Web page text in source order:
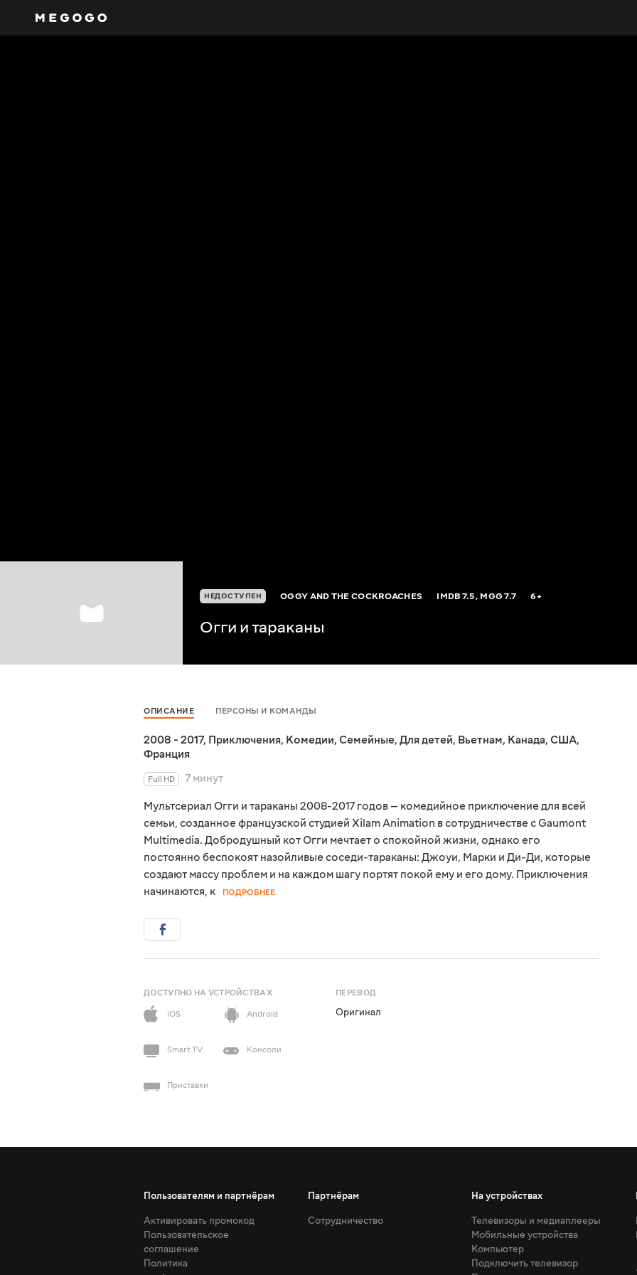
НЕДОСТУПЕН OGGY AND THE COCKROACHES IMDB7.5, MGG7.7 6+
Огги и тараканы
ОПИСАНИЕ ПЕРСОНЫ И КОМАНДЫ
2008 - 2017, Приключения, Комедии, Семейные, Для детей, Вьетнам, Канада, США,
Франция
Full HD
7 минут
Мультсериал Огги и тараканы 2008-2017 годов — комедийное приключение для всей
семьи, созданное французской студией Xilam Animation в сотрудничестве с Gaumont
Multimedia. Добродушный кот Огги мечтает о спокойной жизни, однако его
постоянно беспокоят назойливые соседи-тараканы: Джоуи, Марки и Ди-Ди, которые
создают массу проблем и на каждом шагу портят покой ему и его дому. Приключения
начинаются, к
ПОДРОБНЕЕ
ДОСТУПНО НА УСТРОЙСТВАХ
iOS
Android
Smart TV Консоли
Приставки
ПЕРЕВОД
Оригинал
Пользователям и партнёрам
Активировать промокод
Пользовательское
соглашение
Политика
Партнёрам
Сотрудничество
На устройствах
Телевизоры и медиаплееры
Мобильные устройства
Компьютер
Подключить телевизор